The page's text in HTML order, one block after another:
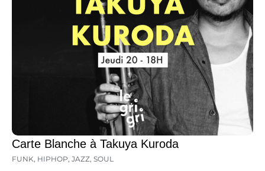
Carte Blanche à Takuya Kuroda
FUNK, HIPHOP, JAZZ, SOUL